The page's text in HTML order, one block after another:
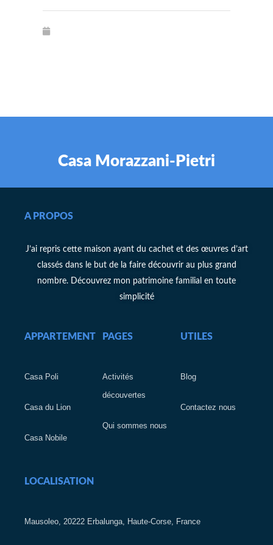
Casa Morazzani-Pietri
A PROPOS
J’ai repris cette maison ayant du cachet et des œuvres d’art
classés dans le but de la faire découvrir au plus grand
nombre. Découvrez mon patrimoine familial en toute
simplicité
APPARTEMENT
Casa Poli
Casa du Lion
Casa Nobile
PAGES
Activités
découvertes
Qui sommes nous
UTILES
Blog
Contactez nous
LOCALISATION
Mausoleo, 20222 Erbalunga, Haute-Corse, France